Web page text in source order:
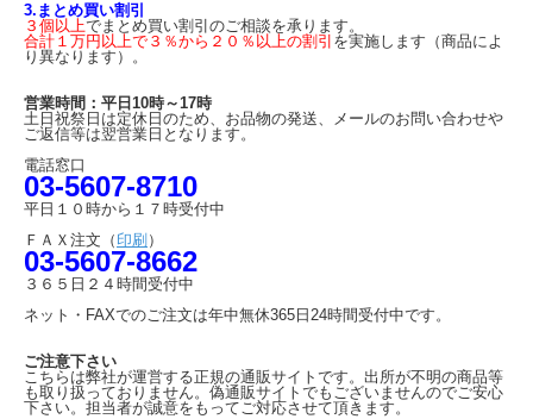
3.まとめ買い割引
３個以上でまとめ買い割引のご相談を承ります。
合計１万円以上で３％から２０％以上の割引 を実施します（商品によ
り異なります）。
営業時間：平日10時～17時
土日祝祭日は定休日のため、お品物の発送、メールのお問い合わせや
ご返信等は翌営業日となります。
電話窓口
03-5607-8710
平日１０時から１７時受付中
ＦＡＸ注文（ 印刷 ）
03-5607-8662
３６５日２４時間受付中
ネット・FAXでのご注文は年中無休365日24時間受付中です。
ご注意下さい
こちらは弊社が運営する正規の通販サイトです。出所が不明の商品等
も取り扱っておりません。偽通販サイトでもございませんのでご安心
下さい。担当者が誠意をもってご対応させて頂きます。